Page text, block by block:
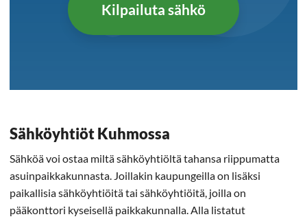
Kilpailuta sähkö
Sähköyhtiöt Kuhmossa
Sähköä voi ostaa miltä sähköyhtiöltä tahansa riippumatta
asuinpaikkakunnasta. Joillakin kaupungeilla on lisäksi
paikallisia sähköyhtiöitä tai sähköyhtiöitä, joilla on
pääkonttori kyseisellä paikkakunnalla. Alla listatut